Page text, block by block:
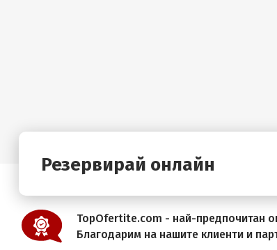
Резервирай онлайн
TopOfertite.com - най-предпочитан
Благодарим на нашите клиенти и